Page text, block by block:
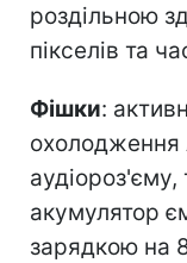
роздільною
пікселів та
Фішки:
охолодження
акумулятор
зарядкою на